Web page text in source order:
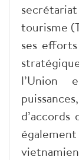
tourisme
ses
l’Union
d’accords